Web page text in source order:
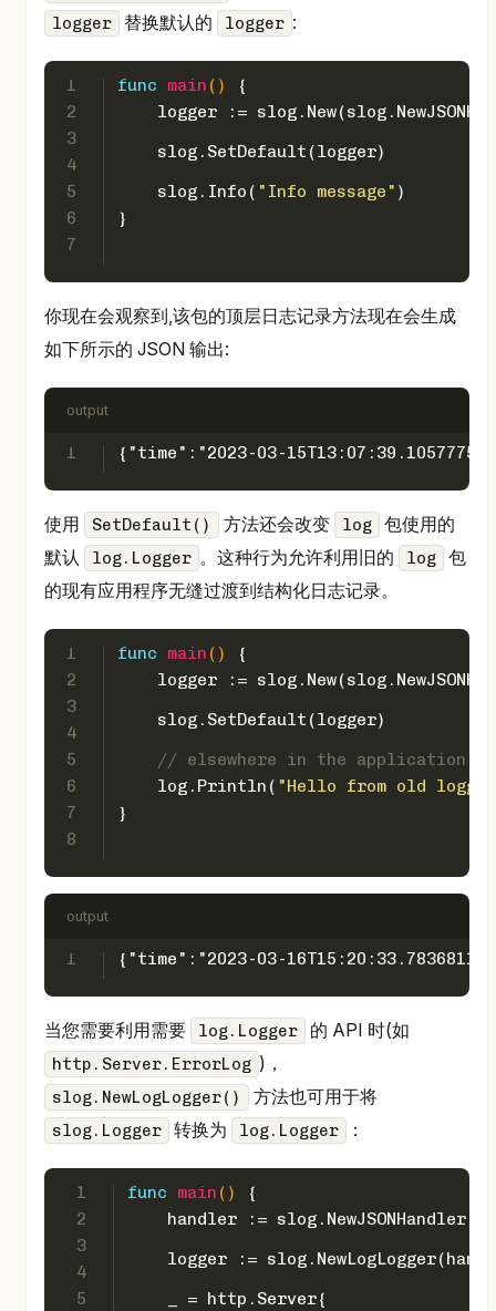
logger 替换默认的 logger :
1
2
3
4
5
6
7
func main ()
{
logger :=
    slog.SetDefault(logger)
    slog.Info(
"Info message" )
}
你现在会观察到,该包的顶层日志记录方法现在会生成
如下所示的 JSON 输出:
output
1 {"time":"2023-03-
使用 SetDefault() 方法还会改变 log
包使用的
默认
log.Logger 。这种行为允许利用旧的 log
包
的现有应用程序无缝过渡到结构化日志记录。
1
2
3
4
5
6
7
8
func main ()
{
logger :=
    slog.SetDefault(logger)
// elsewhere in the application
    log.Println(
"Hello from old
}
output
1 {"time":"2023-03-
当您需要利用需要 log.Logger 的 API 时(如
http.Server.ErrorLog )，
slog.NewLogLogger() 方法也可用于将
slog.Logger 转换为 log.Logger ：
1
2
3
4
5
func main ()
{
handler :=
logger :=
    _ = http.Server{